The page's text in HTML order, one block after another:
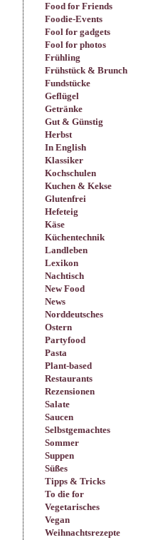
Food for Friends
Foodie-Events
Fool for gadgets
Fool for photos
Frühling
Frühstück & Brunch
Fundstücke
Geflügel
Getränke
Gut & Günstig
Herbst
In English
Klassiker
Kochschulen
Kuchen & Kekse
Glutenfrei
Hefeteig
Käse
Küchentechnik
Landleben
Lexikon
Nachtisch
New Food
News
Norddeutsches
Ostern
Partyfood
Pasta
Plant-based
Restaurants
Rezensionen
Salate
Saucen
Selbstgemachtes
Sommer
Suppen
Süßes
Tipps & Tricks
To die for
Vegetarisches
Vegan
Weihnachtsrezepte